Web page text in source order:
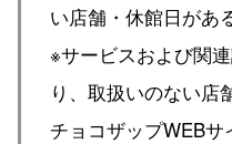
い店舗・休館日があ
※サービスおよび関
り、取扱いのない店
チョコザップWEB